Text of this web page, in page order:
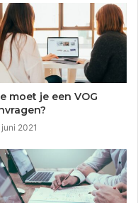
moet je een VOG
juni 2021